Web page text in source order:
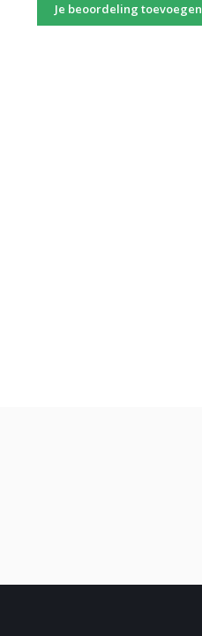
Je beoordeling toevoegen